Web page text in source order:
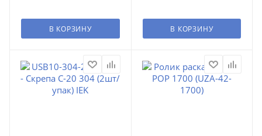
В КОРЗИНУ В КОРЗИНУ